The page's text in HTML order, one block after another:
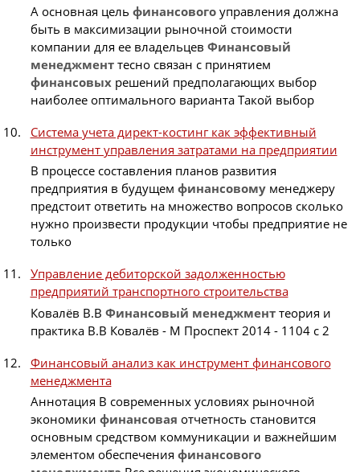
А основная цель финансовогоуправления должна
быть в максимизации рыночной стоимости
компании для ее владельцев Финансовый
менеджменттесно связан с принятием
финансовыхрешений предполагающих выбор
наиболее оптимального варианта Такой выбор
Система учета директ-костинг как эффективный
инструмент управления затратами на предприятии
В процессе составления планов развития
предприятия в будущем финансовомуменеджеру
предстоит ответить на множество вопросов сколько
нужно произвести продукции чтобы предприятие не
только
Управление дебиторской задолженностью
предприятий транспортного строительства
Ковалёв В.В Финансовый менеджменттеория и
практика В.В Ковалёв - М Проспект 2014 - 1104 с 2
Финансовый анализ как инструмент финансового
менеджмента
Аннотация В современных условиях рыночной
экономики финансовая отчетность становится
основным средством коммуникации и важнейшим
элементом обеспечения финансового